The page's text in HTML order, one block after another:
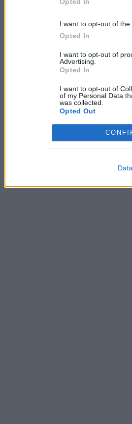
I want to opt-out of the
Opted In
I want to opt-out of
Advertising.
Opted In
I want to opt-out of
of my Personal Data
was collected.
Opted Out